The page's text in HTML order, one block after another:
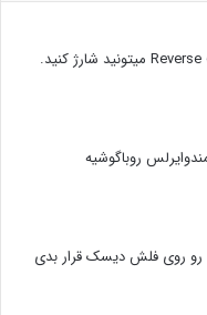
سلام فقط به صورت Reverse charging میتونید شارژ کنید.
روباگوشیه
رو روی فلش دیسک قرار بدی